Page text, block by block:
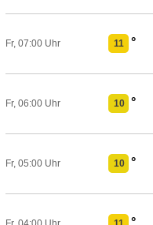
Fr, 07:00 Uhr 11 °
Fr, 06:00 Uhr 10 °
Fr, 05:00 Uhr 10 °
°